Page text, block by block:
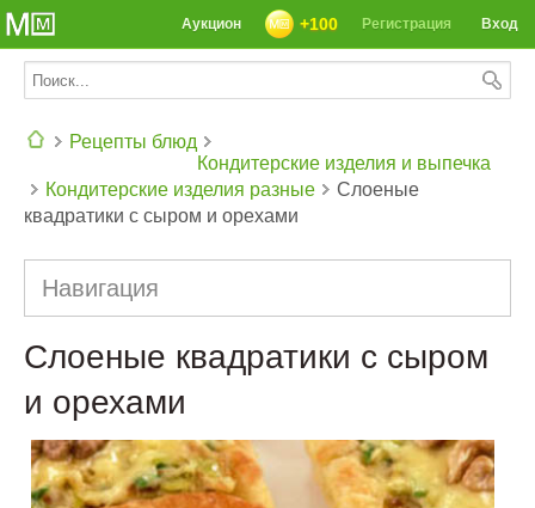
СЕГОДНЯ: 39142 РЕЦЕПТА
Вход
Регистрация
+100
Аукцион
Рецепты блюд
Кондитерские изделия и выпечка
Кондитерские изделия разные
Слоеные
квадратики с сыром и орехами
Навигация
Слоеные квадратики с сыром
и орехами